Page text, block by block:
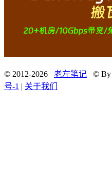
© 2012-2026 老左笔记 © By
号-1 | 关于我们